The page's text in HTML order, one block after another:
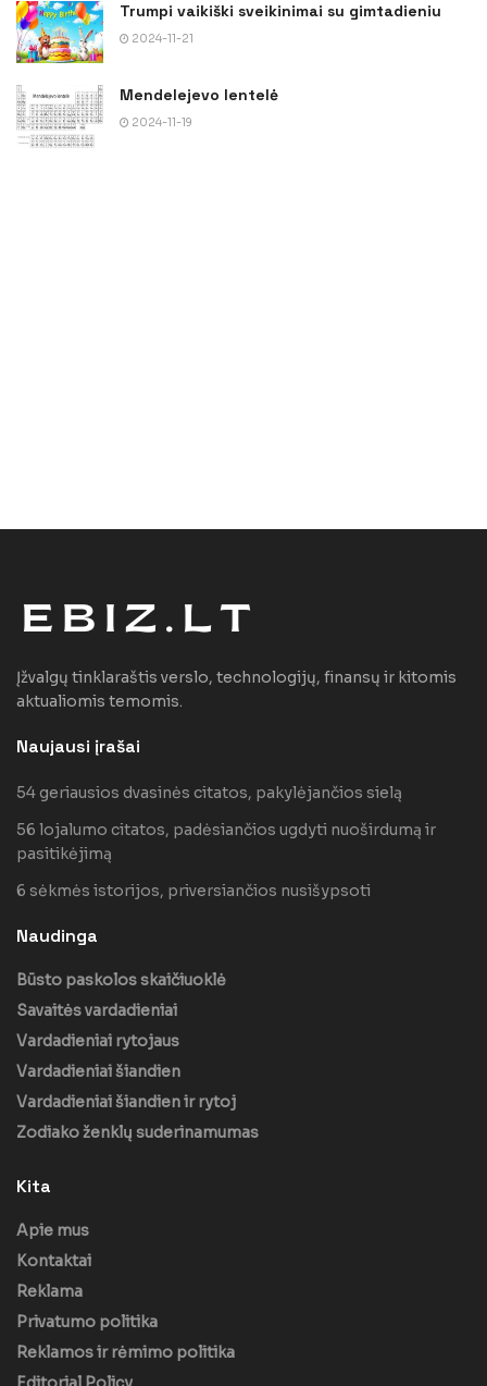
Trumpi vaikiški sveikinimai su gimtadieniu
2024-11-21
Mendelejevo lentelė
2024-11-19
Įžvalgų tinklaraštis verslo, technologijų, finansų ir kitomis
aktualiomis temomis.
Naujausi įrašai
54 geriausios dvasinės citatos, pakylėjančios sielą
56 lojalumo citatos, padėsiančios ugdyti nuoširdumą ir
pasitikėjimą
6 sėkmės istorijos, priversiančios nusišypsoti
Naudinga
Būsto paskolos skaičiuoklė
Savaitės vardadieniai
Vardadieniai rytojaus
Vardadieniai šiandien
Vardadieniai šiandien ir rytoj
Zodiako ženklų suderinamumas
Kita
Apie mus
Kontaktai
Reklama
Privatumo politika
Reklamos ir rėmimo politika